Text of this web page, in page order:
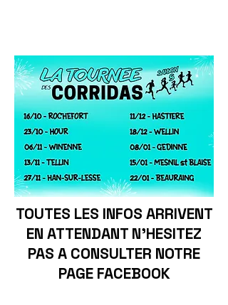
TOUTES LES INFOS ARRIVENT
EN ATTENDANT N'HESITEZ
PAS A CONSULTER NOTRE
PAGE FACEBOOK